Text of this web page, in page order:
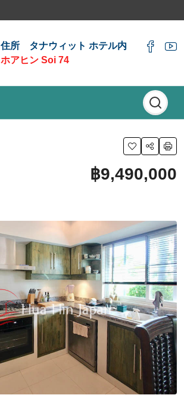
住所 タナウィット ホテル内
ホアヒン Soi 74
฿9,490,000